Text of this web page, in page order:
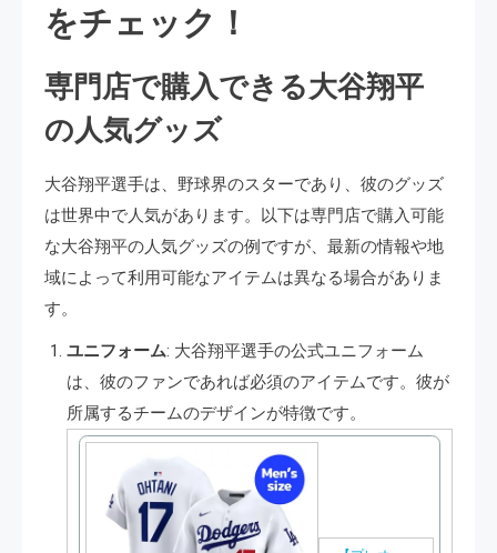
をチェック！
専門店で購入できる大谷翔平
の人気グッズ
大谷翔平選手は、野球界のスターであり、彼のグッズ
は世界中で人気があります。以下は専門店で購入可能
な大谷翔平の人気グッズの例ですが、最新の情報や地
域によって利用可能なアイテムは異なる場合がありま
す。
ユニフォーム: 大谷翔平選手の公式ユニフォーム
は、彼のファンであれば必須のアイテムです。彼が
所属するチームのデザインが特徴です。